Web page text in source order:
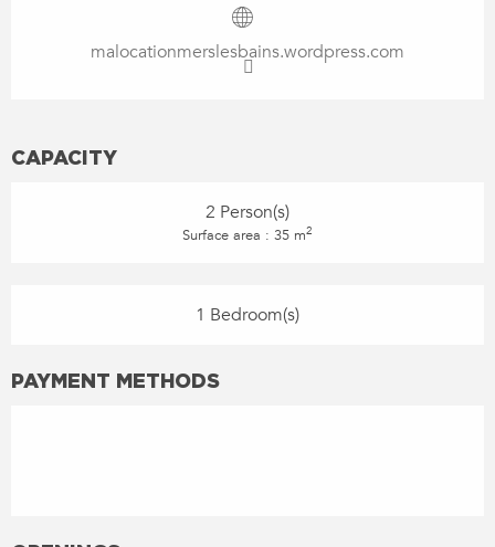
malocationmerslesbains.wordpress.com
CAPACITY
2 Person(s)
Surface area : 35 m2
1 Bedroom(s)
PAYMENT METHODS